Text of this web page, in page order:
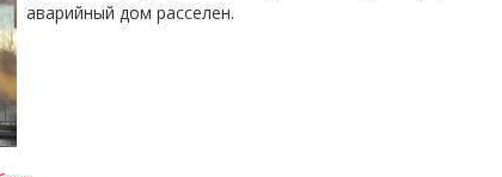
аварийный дом расселен.